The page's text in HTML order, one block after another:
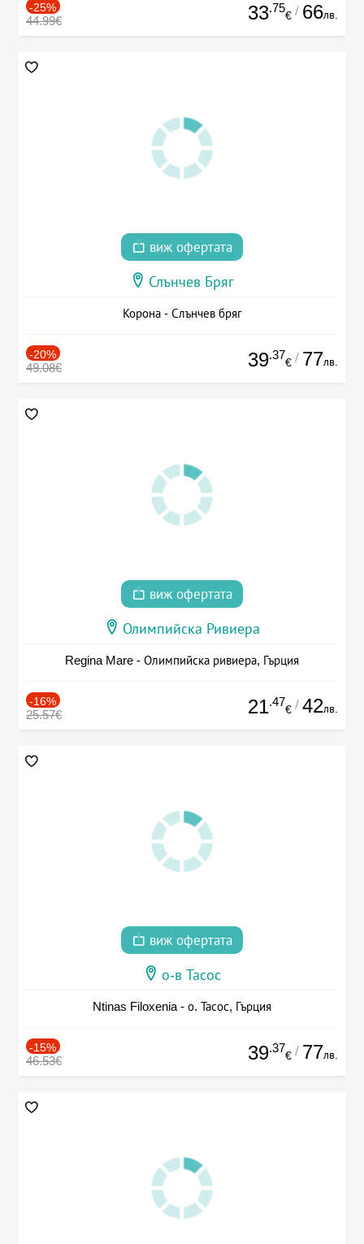
-25%
44.99€ 33.75
€ / 66лв.
виж офертата
Слънчев Бряг
Корона - Слънчев бряг
-20%
49.08€ 39.37
€ / 77лв.
виж офертата
Олимпийска Ривиера
Regina Mare - Олимпийска ривиера, Гърция
-16%
25.57€ 21.47
€ / 42лв.
виж офертата
о-в Тасос
Ntinas Filoxenia - о. Тасос, Гърция
-15%
46.53€ 39.37
€ / 77лв.